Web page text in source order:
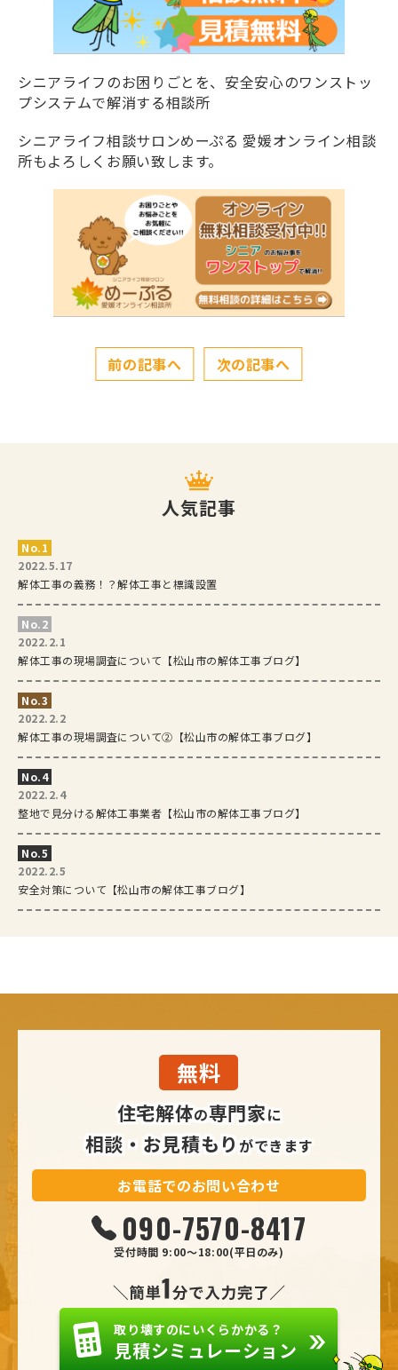
シニアライフのお困りごとを、安全安心のワンストッ
プシステムで解消する相談所
シニアライフ相談サロンめーぷる 愛媛オンライン相談
所もよろしくお願い致します。
前の記事へ 次の記事へ
人気記事
2022.5.17
解体工事の義務！？解体工事と標識設置
2022.2.1
解体工事の現場調査について【松山市の解体工事ブログ】
2022.2.2
解体工事の現場調査について②【松山市の解体工事ブログ】
2022.2.4
整地で見分ける解体工事業者【松山市の解体工事ブログ】
2022.2.5
安全対策について【松山市の解体工事ブログ】
無料
住宅解体の専門家に
相談・お見積もり ができます
お電話でのお問い合わせ
090-7570-8417
受付時間 9:00～18:00(平日のみ)
取り壊すのにいくらかかる？
見積シミュレーション